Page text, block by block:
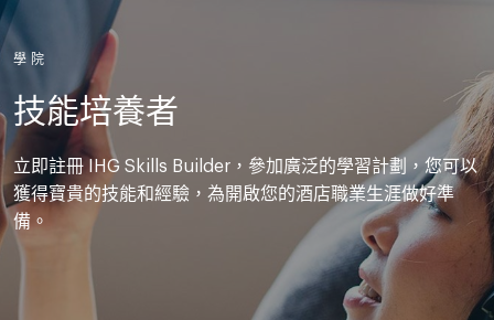
學院
技能培養者
立即註冊 IHG Skills Builder，參加廣泛的學習計劃，您可以
獲得寶貴的技能和經驗，為開啟您的酒店職業生涯做好準
備。